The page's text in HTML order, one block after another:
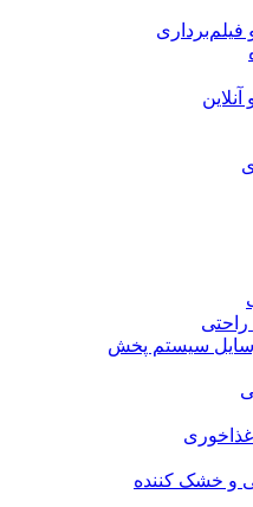
وسایل سیستم پخش
و خشک کننده